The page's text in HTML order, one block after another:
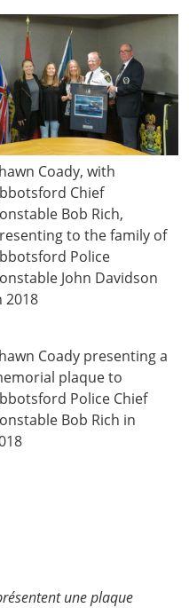
Coady, with
Chief
Bob Rich,
to the family of
Police
John Davidson
2018
Coady presenting a
plaque to
Police Chief
Bob Rich in
une plaque